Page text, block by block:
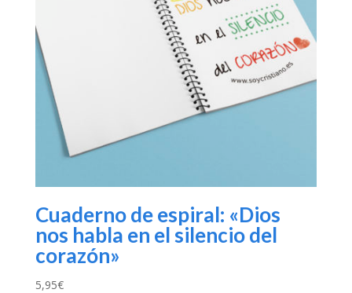
Cuaderno de espiral: «Dios
nos habla en el silencio del
corazón»
5,95€